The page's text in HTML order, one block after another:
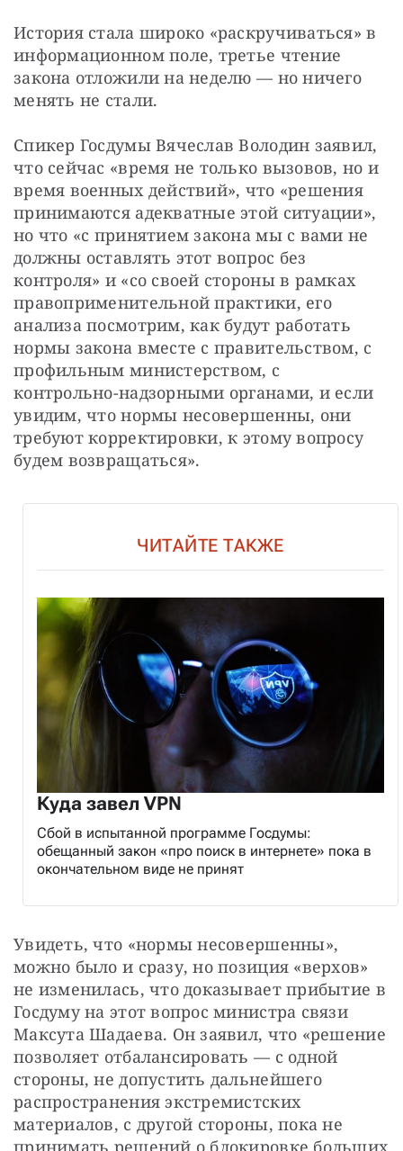
История стала широко «раскручиваться» в
информационном поле, третье чтение
закона отложили на неделю — но ничего
менять не стали.
Спикер Госдумы Вячеслав Володин заявил,
что сейчас «время не только вызовов, но и
время военных действий», что «решения
принимаются адекватные этой ситуации»,
но что «с принятием закона мы с вами не
должны оставлять этот вопрос без
контроля» и «со своей стороны в рамках
правоприменительной практики, его
анализа посмотрим, как будут работать
нормы закона вместе с правительством, с
профильным министерством, с
контрольно-надзорными органами, и если
увидим, что нормы несовершенны, они
требуют корректировки, к этому вопросу
будем возвращаться».
ЧИТАЙТЕ ТАКЖЕ
Куда завел VPN
Сбой в испытанной программе Госдумы:
обещанный закон «про поиск в интернете» пока в
окончательном виде не принят
Увидеть, что «нормы несовершенны»,
можно было и сразу, но позиция «верхов»
не изменилась, что доказывает прибытие в
Госдуму на этот вопрос министра связи
Максута Шадаева. Он заявил, что «решение
позволяет отбалансировать — с одной
стороны, не допустить дальнейшего
распространения экстремистских
материалов, с другой стороны, пока не